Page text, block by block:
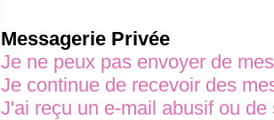
Messagerie Privée
Je ne peux pas envoyer de
Je continue de recevoir des
J'ai reçu un e-mail abusif ou